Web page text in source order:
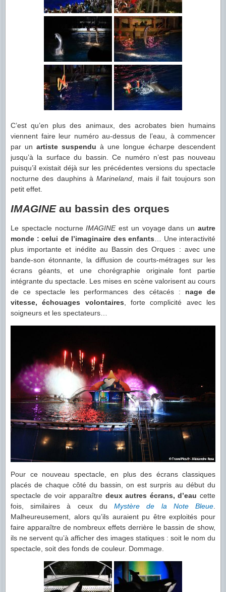
C’est qu’en plus des animaux, des acrobates bien humains
viennent faire leur numéro au-dessus de l’eau, à commencer
par un artiste suspendu à une longue écharpe descendent
jusqu’à la surface du bassin. Ce numéro n’est pas nouveau
puisqu’il existait déjà sur les précédentes versions du spectacle
nocturne des dauphins àMarineland , mais il fait toujours son
petit effet.
IMAGINEau bassin des orques
Le spectacle nocturneIMAGINEest un voyage dans unautre
monde : celui de l’imaginaire des enfants … Une interactivité
plus importante et inédite au Bassin des Orques : avec une
bande-son étonnante, la diffusion de courts-métrages sur les
écrans géants, et une chorégraphie originale font partie
intégrante du spectacle. Les mises en scène valorisent au cours
de ce spectacle les performances des cétacés : nage de
vitesse, échouages volontaires , forte complicité avec les
soigneurs et les spectateurs…
Pour ce nouveau spectacle, en plus des écrans classiques
placés de chaque côté du bassin, on est surpris au début du
spectacle de voir apparaître deux autres écrans, d’eau cette
fois, similaires à ceux duMystère de la Note Bleue
Malheureusement, alors qu’ils auraient pu être exploités pour
faire apparaître de nombreux effets derrière le bassin de show,
ils ne servent qu’à afficher des images statiques : soit le nom du
spectacle, soit des fonds de couleur. Dommage.